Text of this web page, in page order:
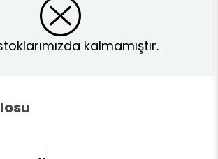
kalmamıştır.